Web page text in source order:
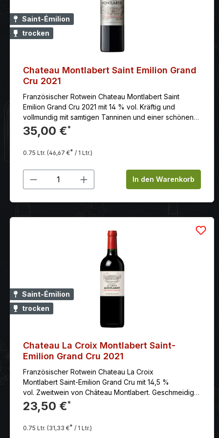
Saint-Émilion
trocken
Chateau Montlabert Saint Emilion Grand
Cru 2021
Französischer Rotwein Chateau Montlabert Saint
Emilion Grand Cru 2021 mit 14 % vol. Kräftig und
vollmundig mit samtigen Tanninen und einer schönen
Balance zwischen Frucht, Säure und Holz. Aromen von
reifen Brombeeren, Kirschen, Zedernholz, Lakritz und
35,00 €*
0.75 Ltr. (46,67 €* / 1 Ltr.)
Produkt Anzahl: Gib denIn den Warenkorb
Saint-Émilion
trocken
Chateau La Croix Montlabert Saint-
Emilion Grand Cru 2021
Französischer Rotwein Chateau La Croix
Montlabert Saint-Emilion Grand Cru mit 14,5 %
vol. Zweitwein von Château Montlabert. Geschmeidiger
Wein, sehr fein fruchtig (Cassis, Brombeeren), mit
leichten Vanillenoten. Sehr feine Tannine, und dezente
würzige Noten. Das Château Dieser Saint-Emilion,
Neuzugang in der Familie Castel, liegt auf der Strecke
23,50 €*
0.75 Ltr. (31,33 €* / 1 Ltr.)